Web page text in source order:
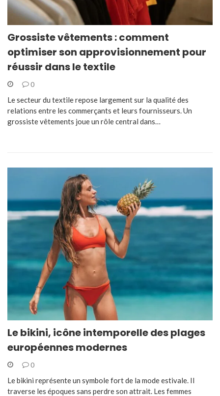
Grossiste vêtements : comment
optimiser son approvisionnement pour
réussir dans le textile
0
Le secteur du textile repose largement sur la qualité des
relations entre les commerçants et leurs fournisseurs. Un
grossiste vêtements joue un rôle central dans…
Le bikini, icône intemporelle des plages
européennes modernes
0
Le bikini représente un symbole fort de la mode estivale. Il
traverse les époques sans perdre son attrait. Les femmes